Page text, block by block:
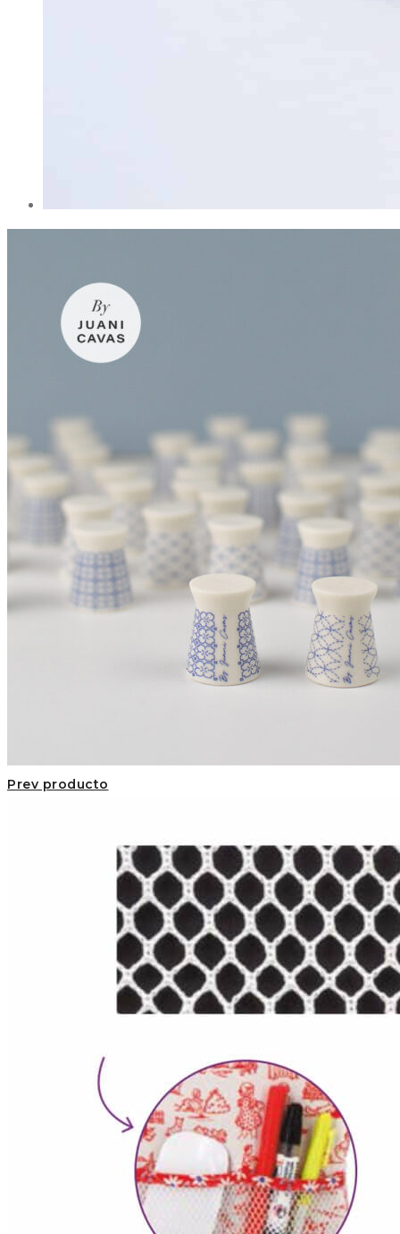
Prev producto